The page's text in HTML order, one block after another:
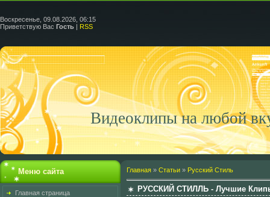
Воскресенье, 09.08.2026, 06:15
Приветствую Вас Гость | RSS
Видеоклипы на любой
Меню сайта
Главная страница
Главная » Статьи » Русский Стиль
РУССКИЙ СТИЛЛЬ - Лучшие